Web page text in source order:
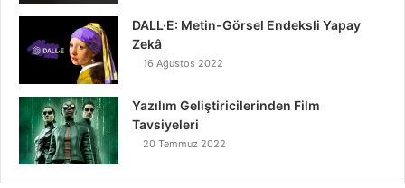
DALL·E: Metin-Görsel Endeksli Yapay
Zekâ
16 Ağustos 2022
Yazılım Geliştiricilerinden Film
Tavsiyeleri
20 Temmuz 2022